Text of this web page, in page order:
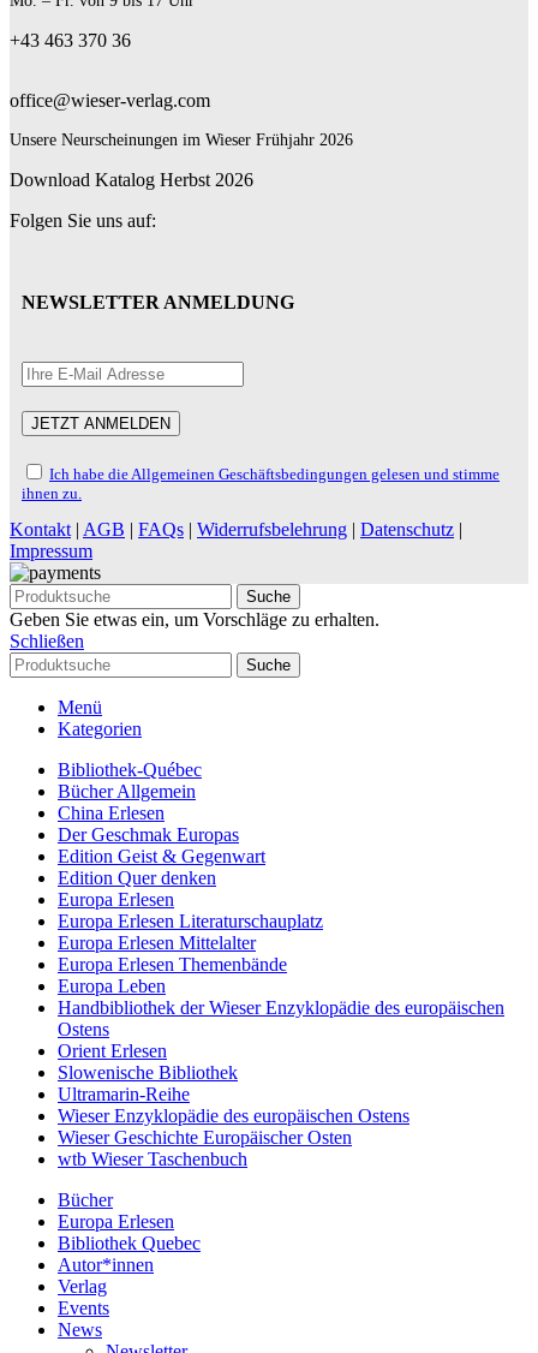
+43 463 370 36
office@wieser-verlag.com
Unsere Neurscheinungen im Wieser Frühjahr 2026
Download Katalog Herbst 2026
Folgen Sie uns auf:
NEWSLETTER ANMELDUNG
Ich habe die Allgemeinen Geschäftsbedingungen gelesen und stimme
ihnen zu.
Kontakt | AGB | FAQs | Widerrufsbelehrung | Datenschutz |
Impressum
Suche
Geben Sie etwas ein, um Vorschläge zu erhalten.
Schließen
Suche
Menü
Kategorien
Bibliothek-Québec
Bücher Allgemein
China Erlesen
Der Geschmak Europas
Edition Geist & Gegenwart
Edition Quer denken
Europa Erlesen
Europa Erlesen Literaturschauplatz
Europa Erlesen Mittelalter
Europa Erlesen Themenbände
Europa Leben
Handbibliothek der Wieser Enzyklopädie des europäischen
Ostens
Orient Erlesen
Slowenische Bibliothek
Ultramarin-Reihe
Wieser Enzyklopädie des europäischen Ostens
Wieser Geschichte Europäischer Osten
wtb Wieser Taschenbuch
Bücher
Europa Erlesen
Bibliothek Quebec
Autor*innen
Verlag
Events
News